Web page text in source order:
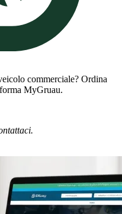
commerciale? Ordina
MyGruau.